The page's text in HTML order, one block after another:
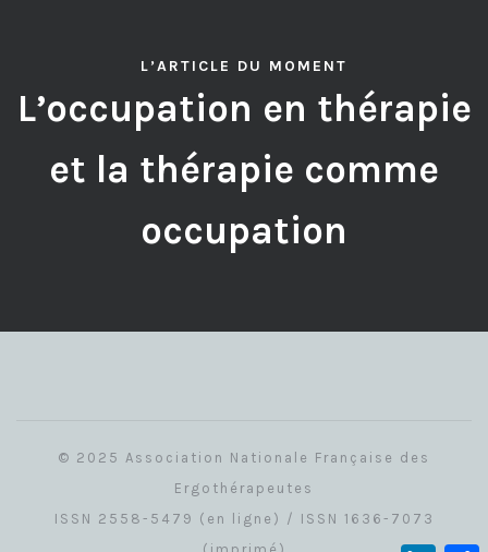
L’ARTICLE DU MOMENT
L’occupation en thérapie
et la thérapie comme
occupation
© 2025 Association Nationale Française des
Ergothérapeutes
ISSN 2558-5479 (en ligne) / ISSN 1636-7073